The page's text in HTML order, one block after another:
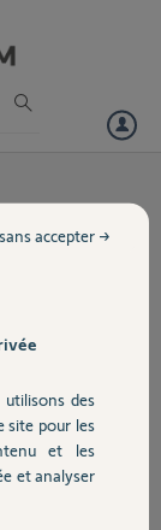
fait un reset =
puis de
par vert et
des
site pour les
et les
et analyser
accepter →